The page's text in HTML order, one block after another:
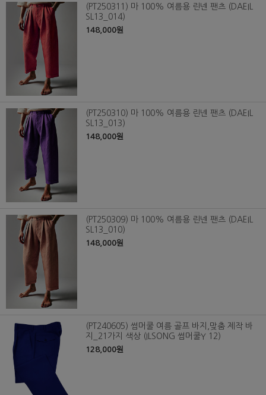
(PT250311) 마 100% 여름용 린넨 팬츠 (DAEIL
SL13_014)
148,000원
(PT250310) 마 100% 여름용 린넨 팬츠 (DAEIL
SL13_013)
148,000원
(PT250309) 마 100% 여름용 린넨 팬츠 (DAEIL
SL13_010)
148,000원
(PT240605) 썸머쿨 여름 골프 바지,맞춤 제작 바
지_21가지 색상 (ILSONG 썸머쿨Y 12)
128,000원